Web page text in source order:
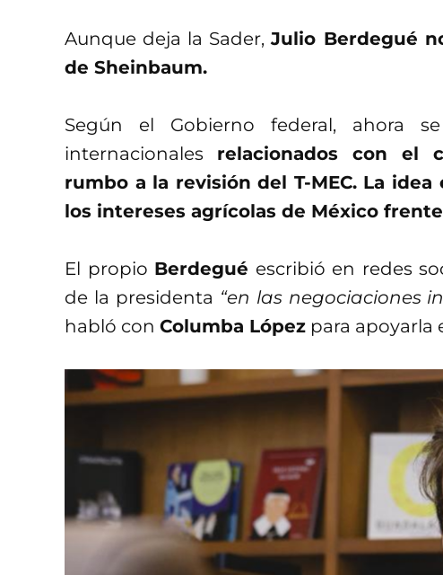
Aunque deja la Sader,Julio Berdegué
de Sheinbaum.
Según el Gobierno federal, ahora
internacionales relacionados con el
rumbo a la revisión del T-MEC. La
los intereses agrícolas de México
El propio Berdegué escribió en redes
de la presidenta “en las negociaciones
habló con Columba López para apoyarla